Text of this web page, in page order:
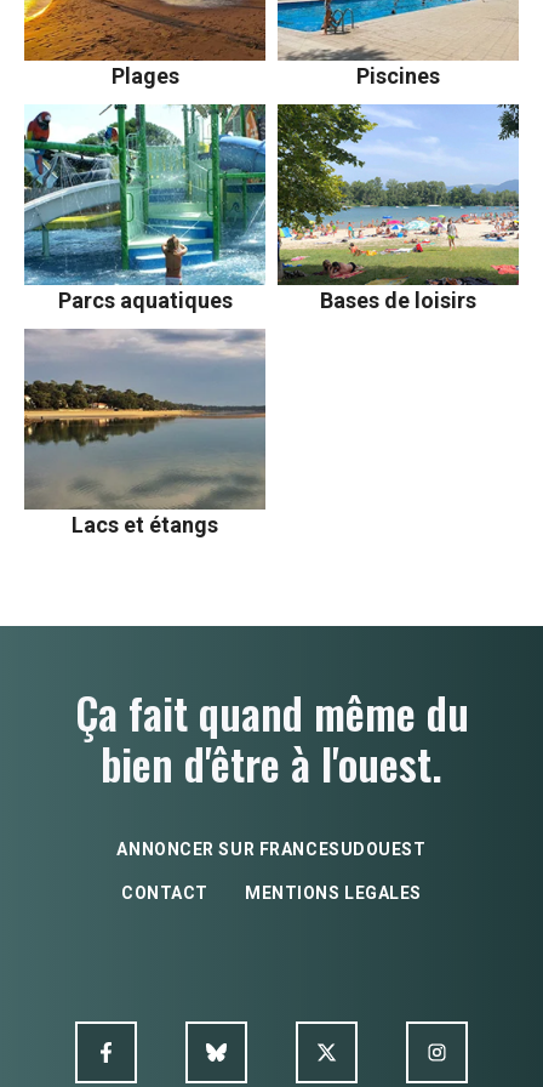
Plages Piscines
Parcs aquatiques Bases de loisirs
Lacs et étangs
Ça fait quand même du
bien d'être à l'ouest.
ANNONCER SUR FRANCESUDOUEST
CONTACT MENTIONS LEGALES